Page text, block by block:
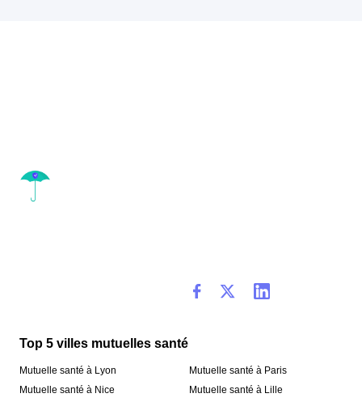
Top 5 villes mutuelles santé
Mutuelle santé à Lyon
Mutuelle santé à Nice
Mutuelle santé à Paris
Mutuelle santé à Lille